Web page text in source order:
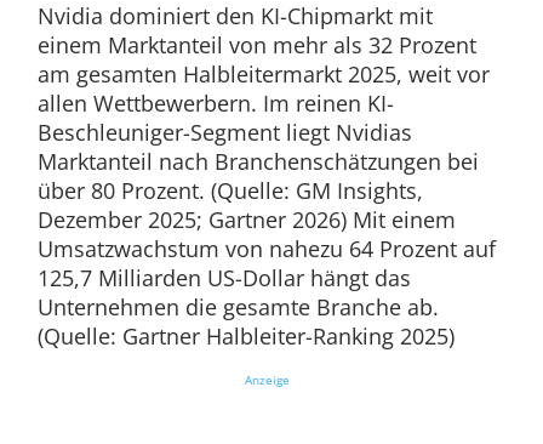
Nvidia dominiert den KI-Chipmarkt mit
einem Marktanteil von mehr als 32 Prozent
am gesamten Halbleitermarkt 2025, weit vor
allen Wettbewerbern. Im reinen KI-
Beschleuniger-Segment liegt Nvidias
Marktanteil nach Branchenschätzungen bei
über 80 Prozent. (Quelle: GM Insights,
Dezember 2025; Gartner 2026) Mit einem
Umsatzwachstum von nahezu 64 Prozent auf
125,7 Milliarden US-Dollar hängt das
Unternehmen die gesamte Branche ab.
(Quelle: Gartner Halbleiter-Ranking 2025)
Anzeige